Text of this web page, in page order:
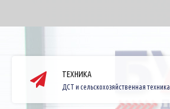
ТЕХНИКА
ДСТ и сельскохозяйственная техника